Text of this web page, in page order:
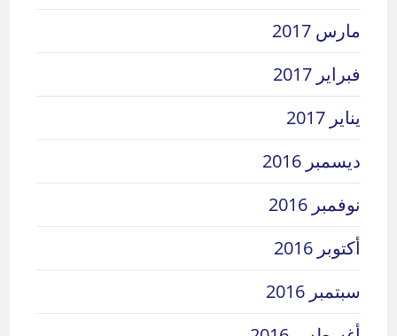
مارس 2017
فبراير 2017
يناير 2017
ديسمبر 2016
نوفمبر 2016
أكتوبر 2016
سبتمبر 2016